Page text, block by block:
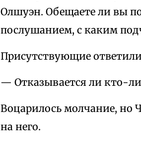
Олшуэн. Обещаете ли вы
послушанием, с каким
Присутствующие
— Отказывается ли кто-
Воцарилось молчание, но
на него.